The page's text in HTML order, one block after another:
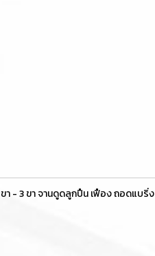
ขา - 3 ขา จานดูดลูกปืน เฟือง ถอดแบริ่ง